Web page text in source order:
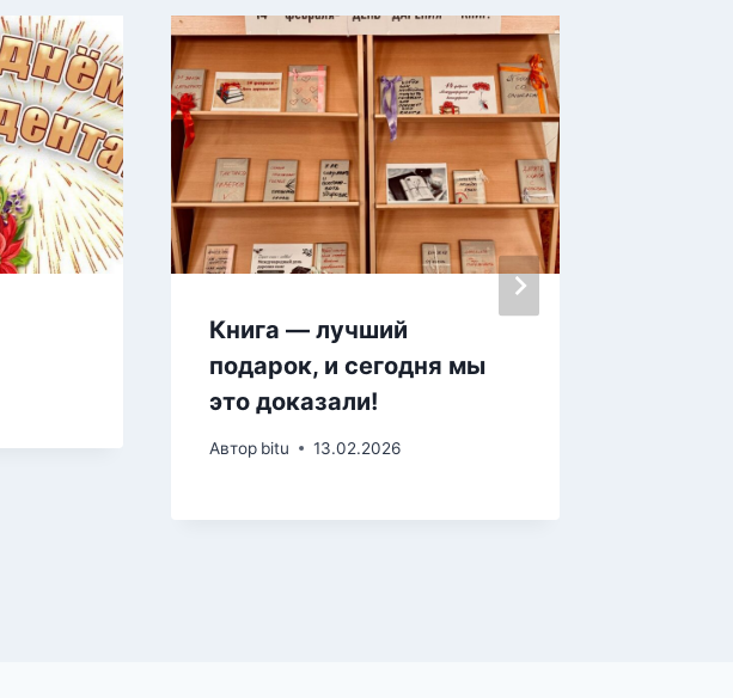
Книга — лучший
подарок, и сегодня мы
это доказали!
Автор bitu 13.02.2026